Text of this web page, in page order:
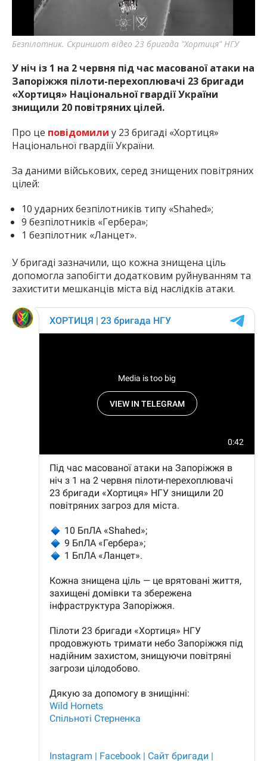
найважливішу інформацію про події
міста Запоріжжя та області.
Безпілотник. Скриншот відео 23 бригада "Хортиця" НГУ
У ніч із 1 на 2 червня під час масованої атаки на
Запоріжжя пілоти-перехоплювачі 23 бригади
«Хортиця» Національної гвардії України
знищили 20 повітряних цілей.
Про це повідомили у 23 бригаді «Хортиця»
Національної гвардіїї України.
За даними військових, серед знищених повітряних
цілей:
10 ударних безпілотників типу «Shahed»;
9 безпілотників «Гербера»;
1 безпілотник «Ланцет».
У бригаді зазначили, що кожна знищена ціль
допомогла запобігти додатковим руйнуванням та
захистити мешканців міста від наслідків атаки.